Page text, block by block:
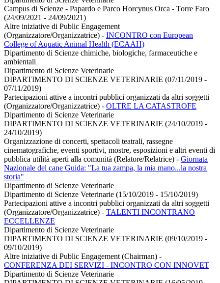
Campus di Scienze - Papardo e Parco Horcynus Orca - Torre Faro
(24/09/2021 - 24/09/2021)
Altre iniziative di Public Engagement
(Organizzatore/Organizzatrice) - INCONTRO con European
College of Aquatic Animal Health (ECAAH)
Dipartimento di Scienze chimiche, biologiche, farmaceutiche e
ambientali
Dipartimento di Scienze Veterinarie
DIPARTIMENTO DI SCIENZE VETERINARIE (07/11/2019 -
07/11/2019)
Partecipazioni attive a incontri pubblici organizzati da altri soggetti
(Organizzatore/Organizzatrice) - OLTRE LA CATASTROFE
Dipartimento di Scienze Veterinarie
DIPARTIMENTO DI SCIENZE VETERINARIE (24/10/2019 -
24/10/2019)
Organizzazione di concerti, spettacoli teatrali, rassegne
cinematografiche, eventi sportivi, mostre, esposizioni e altri eventi di
pubblica utilità aperti alla comunità (Relatore/Relatrice) - Giornata
Nazionale del cane Guida: "La tua zampa, la mia mano...la nostra
storia"
Dipartimento di Scienze Veterinarie
Dipartimento di Scienze Veterinarie (15/10/2019 - 15/10/2019)
Partecipazioni attive a incontri pubblici organizzati da altri soggetti
(Organizzatore/Organizzatrice) - TALENTI INCONTRANO
ECCELLENZE
Dipartimento di Scienze Veterinarie
DIPARTIMENTO DI SCIENZE VETERINARIE (09/10/2019 -
09/10/2019)
Altre iniziative di Public Engagement (Chairman) -
CONFERENZA DEI SERVIZI - INCONTRO CON INNOVET
Dipartimento di Scienze Veterinarie